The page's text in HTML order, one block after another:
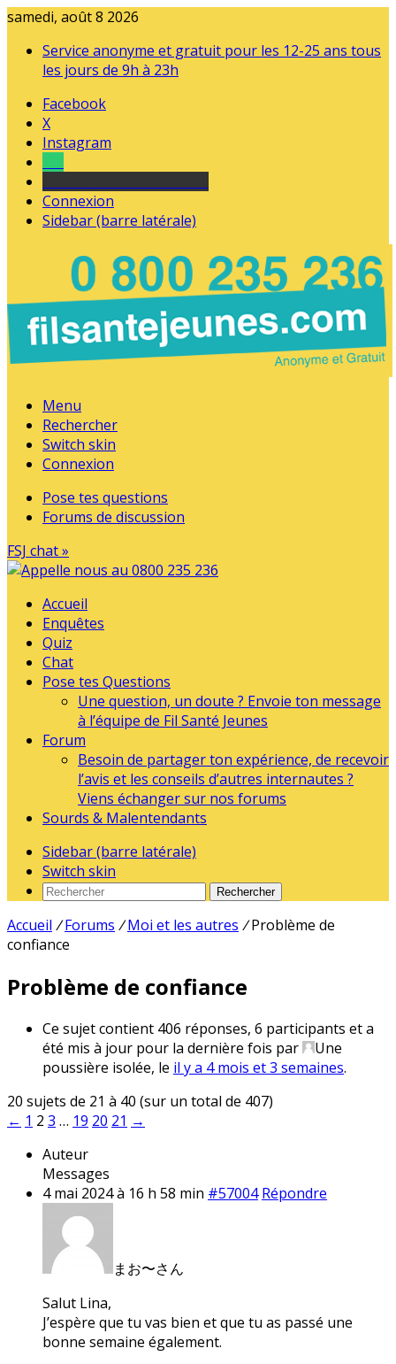
samedi, août 8 2026
Service anonyme et gratuit pour les 12-25 ans tous
les jours de 9h à 23h
Facebook
X
Instagram
Connexion
Sidebar (barre latérale)
Menu
Rechercher
Switch skin
Connexion
Pose tes questions
Forums de discussion
FSJ chat »
Accueil
Enquêtes
Quiz
Chat
Pose tes Questions
Une question, un doute ? Envoie ton message
à l’équipe de Fil Santé Jeunes
Forum
Besoin de partager ton expérience, de recevoir
l’avis et les conseils d’autres internautes ?
Viens échanger sur nos forums
Sourds & Malentendants
Sidebar (barre latérale)
Switch skin
Rechercher
Accueil / Forums / Moi et les autres / Problème de
confiance
Problème de confiance
Ce sujet contient 406 réponses, 6 participants et a
été mis à jour pour la dernière fois par
Une
poussière isolée, le il y a 4 mois et 3 semaines.
20 sujets de 21 à 40 (sur un total de 407)
← 1 2 3 … 19 20 21 →
Auteur
Messages
4 mai 2024 à 16 h 58 min #57004 Répondre
まお〜さん
Salut Lina,
J’espère que tu vas bien et que tu as passé une
bonne semaine également.